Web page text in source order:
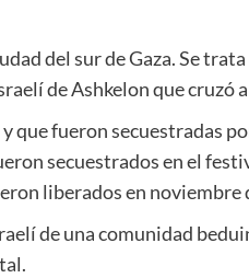
del sur de Gaza. Se
de Ashkelon que cruzó
que fueron secuestradas
secuestrados en el
liberados en noviembre
de una comunidad